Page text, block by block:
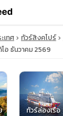
เทศ ทัวร์สิงคโปร์
อ ธันวาคม 2569
ทัวร์ล่องเรือ